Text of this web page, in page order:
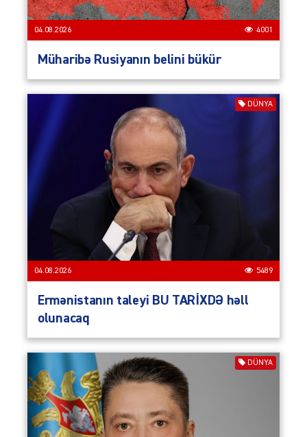
04.08.2026 4001
Müharibə Rusiyanın belini bükür
DÜNYA
04.08.2026 5489
Ermənistanın taleyi BU TARİXDƏ həll
olunacaq
DÜNYA